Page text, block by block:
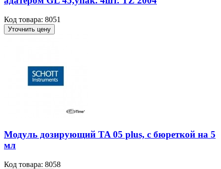
Код товара: 8051
Уточнить цену
Модуль дозирующий TA 05 plus, с бюреткой на 5
мл
Код товара: 8058